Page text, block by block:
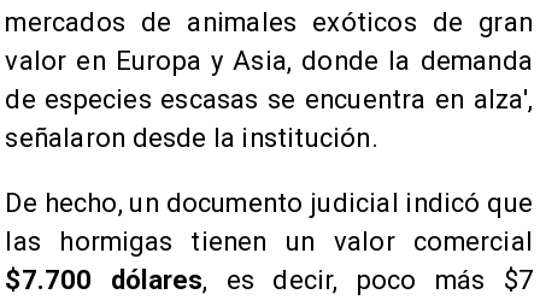
mercados de animales exóticos de gran
valor en Europa y Asia, donde la demanda
de especies escasas se encuentra en alza',
señalaron desde la institución.
De hecho, un documento judicial indicó que
las hormigas tienen un valor comercial
$7.700 dólares, es decir, poco más $7